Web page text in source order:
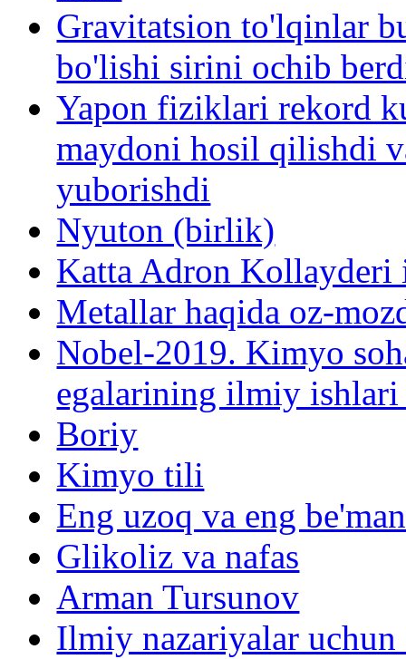
Gravitatsion to'lqinlar
bo'lishi sirini ochib
Yapon fiziklari rekord
maydoni hosil qilishdi
yuborishdi
Nyuton (birlik)
Katta Adron
Metallar haqida oz-
Nobel-2019. Kimyo
egalarining ilmiy ishlari
Boriy
Kimyo tili
Eng uzoq va eng
Glikoliz va nafas
Arman Tursunov
Ilmiy nazariyalar uchun